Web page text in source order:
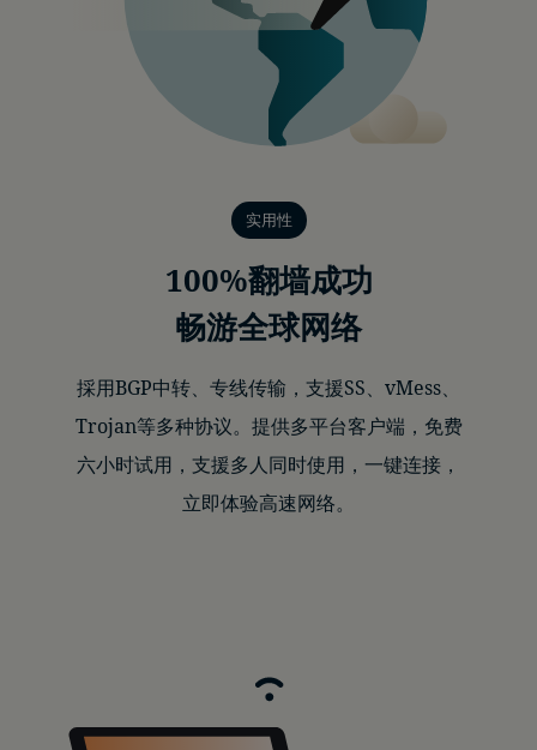
实用性
100%翻墙成功
畅游全球网络
採用BGP中转、专线传输，支援SS、vMess、
Trojan等多种协议。提供多平台客户端，免费
六小时试用，支援多人同时使用，一键连接，
立即体验高速网络。